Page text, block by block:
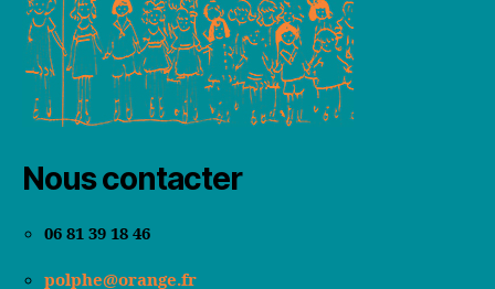
Nous contacter
06 81 39 18 46
polphe@orange.fr